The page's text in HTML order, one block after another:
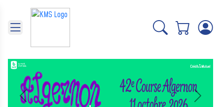
Précédent Suivant
Panneau de gestion des cookies